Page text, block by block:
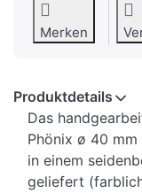
Merken
Produktdetails
Das
Phönix ø 40
in einem
geliefert